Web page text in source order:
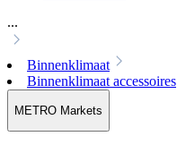
...
Binnenklimaat
Binnenklimaat accessoires
METRO Markets